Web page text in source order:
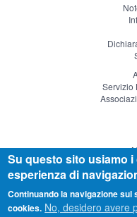
Servizio
Su questo sito usiamo
esperienza di
Continuando la navigazione
cookies. No, desidero avere